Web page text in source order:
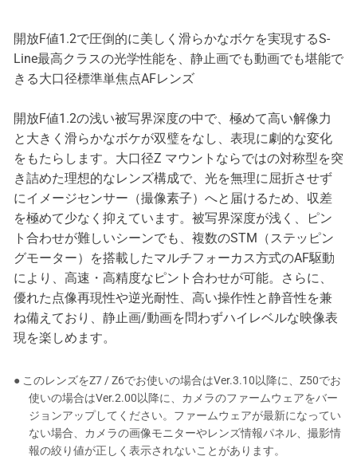
開放F値1.2で圧倒的に美しく滑らかなボケを実現するS-
Line最高クラスの光学性能を、静止画でも動画でも堪能で
きる大口径標準単焦点AFレンズ
開放F値1.2の浅い被写界深度の中で、極めて高い解像力
と大きく滑らかなボケが双璧をなし、表現に劇的な変化
をもたらします。大口径Z マウントならではの対称型を突
き詰めた理想的なレンズ構成で、光を無理に屈折させず
にイメージセンサー（撮像素子）へと届けるため、収差
を極めて少なく抑えています。被写界深度が浅く、ピン
ト合わせが難しいシーンでも、複数のSTM（ステッピン
グモーター）を搭載したマルチフォーカス方式のAF駆動
により、高速・高精度なピント合わせが可能。さらに、
優れた点像再現性や逆光耐性、高い操作性と静音性を兼
ね備えており、静止画/動画を問わずハイレベルな映像表
現を楽しめます。
● このレンズをZ7 / Z6でお使いの場合はVer.3.10以降に、Z50でお
使いの場合はVer.2.00以降に、カメラのファームウェアをバー
ジョンアップしてください。ファームウェアが最新になってい
ない場合、カメラの画像モニターやレンズ情報パネル、撮影情
報の絞り値が正しく表示されないことがあります。